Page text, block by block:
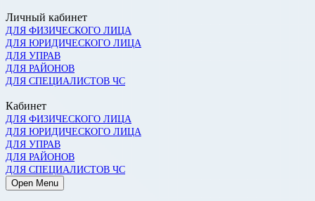
Личный кабинет
ДЛЯ ФИЗИЧЕСКОГО ЛИЦА
ДЛЯ ЮРИДИЧЕСКОГО ЛИЦА
ДЛЯ УПРАВ
ДЛЯ РАЙОНОВ
ДЛЯ СПЕЦИАЛИСТОВ ЧС
Кабинет
ДЛЯ ФИЗИЧЕСКОГО ЛИЦА
ДЛЯ ЮРИДИЧЕСКОГО ЛИЦА
ДЛЯ УПРАВ
ДЛЯ РАЙОНОВ
ДЛЯ СПЕЦИАЛИСТОВ ЧС
Open Menu